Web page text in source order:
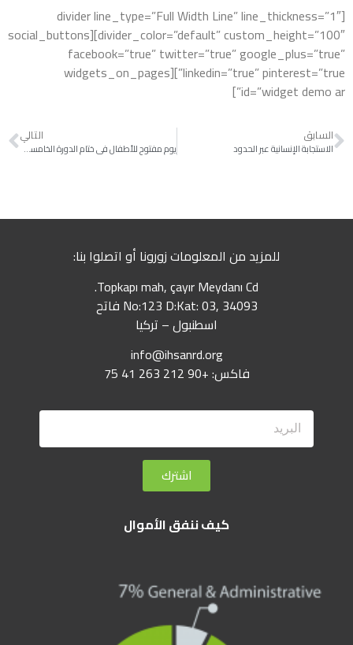
[divider line_type=”Full Width Line” line_thickness=”1″
divider_color=”default” custom_height=”100″][social_buttons
facebook=”true” twitter=”true” google_plus=”true”
linkedin=”true” pinterest=”true”][widgets_on_pages
id=”widget demo ar”]
السابق
الاستجابة الإنسانية عبر الحدود
التالي
يوم مفتوح للأطفال في ختام الدورة الخامسة ضمن مركز صديق الطفل التابع لإحسان في أرمناز
للمزيد من المعلومات زورونا أو اتصلوا بنا:
Topkapı mah, çayır Meydanı Cd.
No:123 D:Kat: 03, 34093 فاتح
اسطنبول – تركيا
info@ihsanrd.org
فاكس: +90 212 263 41 75
اشترك
كيف ننفق الأموال